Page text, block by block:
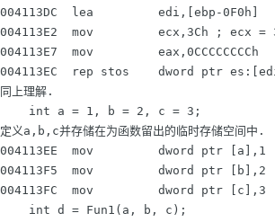
004113DC  lea         edi,[ebp-0F0h]
004113E2  mov         ecx,3Ch ; ecx =
004113E7  mov         eax,0CCCCCCCCh
004113EC  rep stos    dword ptr
同上理解.
    int a = 1, b = 2, c = 3;
定义a,b,c并存储在为函数留出的临时存储空间中.
004113EE  mov         dword ptr [a],1
004113F5  mov         dword ptr [b],2
004113FC  mov         dword ptr [c],3
    int d = Fun1(a, b, c);